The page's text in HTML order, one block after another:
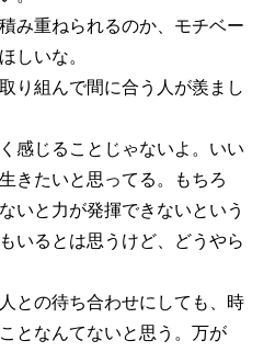
み重ねられるのか、モチベー
しいな。
り組んで間に合う人が羨まし
じることじゃないよ。いい
きたいと思ってる。もちろ
いと力が発揮できないという
いるとは思うけど、どうやら
との待ち合わせにしても、時
となんてないと思う。万が